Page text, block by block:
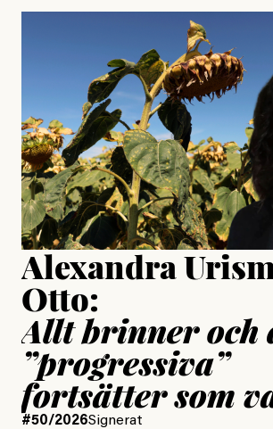
Jonas Lundström
Publicerad24 July, 2026
#23/2026
Jesper
är ganska
Jesper Lundby
Publicerad15 July, 2026
Uppdaterad15 July, 2026
Alexandra
Otto:
Allt brinner och
”progressiva”
fortsätter som
#50/2026Signerat